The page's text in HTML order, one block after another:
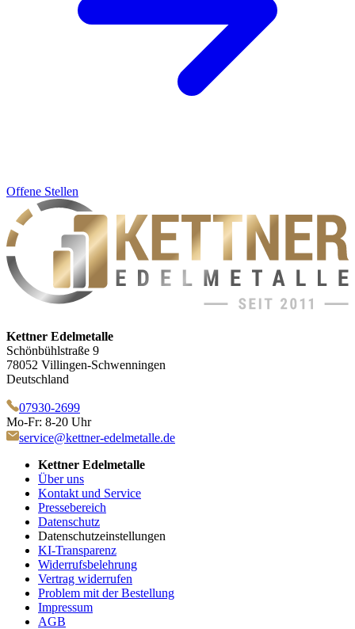
Offene Stellen
Kettner Edelmetalle
Schönbühlstraße 9
78052 Villingen-Schwenningen
Deutschland
07930-2699
Mo-Fr: 8-20 Uhr
service@kettner-edelmetalle.de
Kettner Edelmetalle
Über uns
Kontakt und Service
Pressebereich
Datenschutz
Datenschutzeinstellungen
KI-Transparenz
Widerrufsbelehrung
Vertrag widerrufen
Problem mit der Bestellung
Impressum
AGB